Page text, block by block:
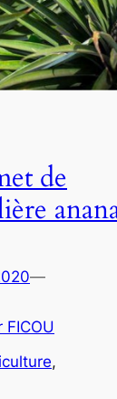
de
—
FICOU